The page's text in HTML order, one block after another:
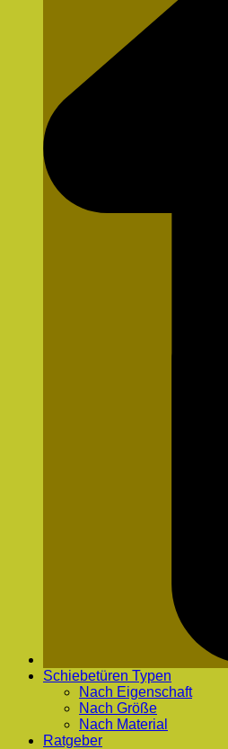
Schiebetüren Typen
Nach Eigenschaft
Nach Größe
Nach Material
Ratgeber